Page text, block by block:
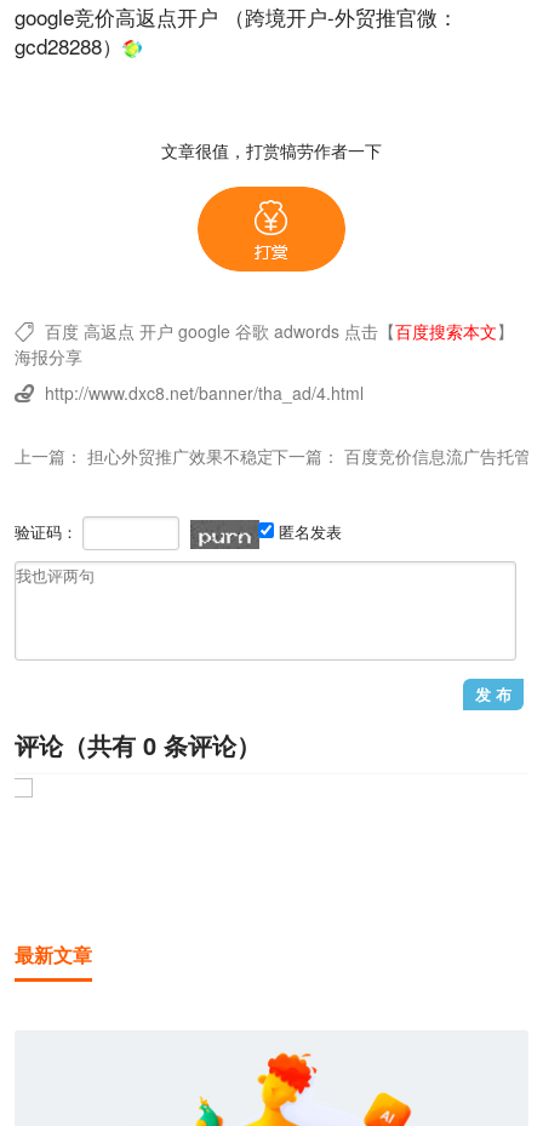
google竞价高返点开户
（跨境开户-外贸推官微：
gcd28288）
文章很值，打赏犒劳作者一下
 百度 高返点 开户 google 谷歌 adwords点击【百度搜索本文】
海报分享
 http://www.dxc8.net/banner/tha_ad/4.html
上一篇： 担心外贸推广效果不稳定，聪明人都找外贸推
下一篇： 百度竞价信息流广告托管
验证码： 匿名发表
评论（共有 0 条评论）
最新文章